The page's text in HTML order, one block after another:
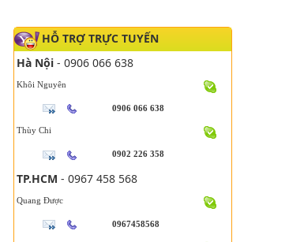
HỖ TRỢ TRỰC TUYẾN
Hà Nội - 0906 066 638
Khôi Nguyên
0906 066 638
Thùy Chi
0902 226 358
TP.HCM - 0967 458 568
Quang Được
0967458568